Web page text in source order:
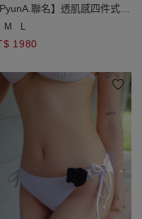
PyunA.聯名】透肌感四件式比
套裝
M L
1980